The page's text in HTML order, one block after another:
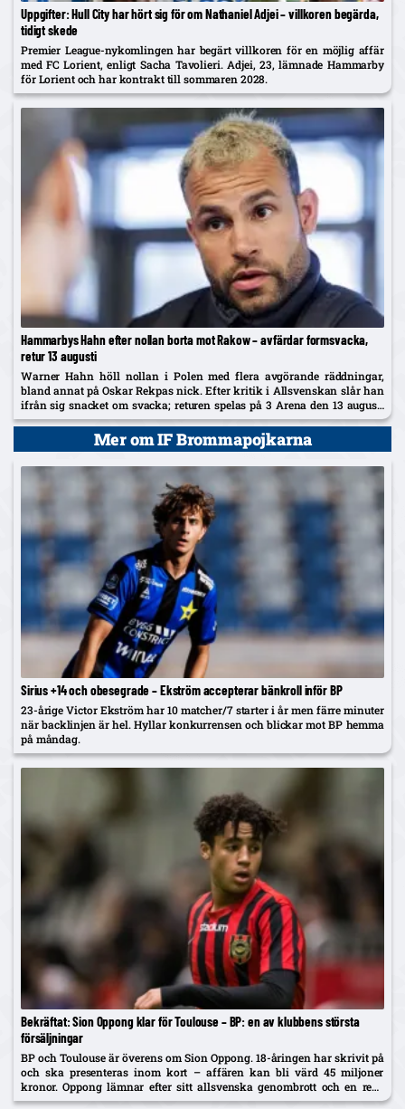
Uppgifter: Hull City har hört sig för om Nathaniel Adjei – villkoren begärda,
tidigt skede
Premier League-nykomlingen har begärt villkoren för en möjlig affär
med FC Lorient, enligt Sacha Tavolieri. Adjei, 23, lämnade Hammarby
för Lorient och har kontrakt till sommaren 2028.
Hammarbys Hahn efter nollan borta mot Rakow – avfärdar formsvacka,
retur 13 augusti
Warner Hahn höll nollan i Polen med flera avgörande räddningar,
bland annat på Oskar Rekpas nick. Efter kritik i Allsvenskan slår han
ifrån sig snacket om svacka; returen spelas på 3 Arena den 13 augusti
och vinnaren går mot Žalgiris/Hajduk...
Mer om IF Brommapojkarna
Sirius +14 och obesegrade – Ekström accepterar bänkroll inför BP
23-årige Victor Ekström har 10 matcher/7 starter i år men färre minuter
när backlinjen är hel. Hyllar konkurrensen och blickar mot BP hemma
på måndag.
Bekräftat: Sion Oppong klar för Toulouse – BP: en av klubbens största
försäljningar
BP och Toulouse är överens om Sion Oppong. 18-åringen har skrivit på
och ska presenteras inom kort – affären kan bli värd 45 miljoner
kronor. Oppong lämnar efter sitt allsvenska genombrott och en resa
som började i BP som fyraåring.